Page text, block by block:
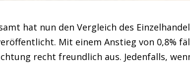
hat nun den Vergleich des
Mit einem Anstieg von 0,8%
recht freundlich aus. Jedenfalls,